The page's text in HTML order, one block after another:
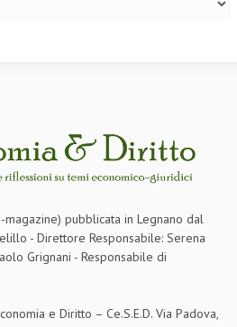
pubblicata in Legnano dal
- Direttore Responsabile: Serena
Grignani - Responsabile di
e Diritto – Ce.S.E.D. Via Padova,